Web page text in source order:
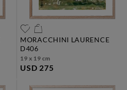
MORACCHINI LAURENCE
d406
19 x 19 cm
USD 275